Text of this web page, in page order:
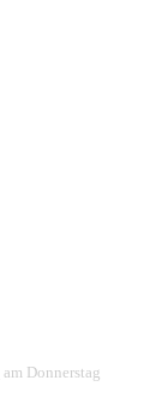
am Donnerstag